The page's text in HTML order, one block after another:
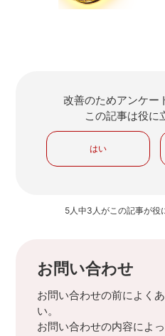
改善のためアンケー
この記事は役に
はい
5人中3人がこの記事が役
お問い合わせ
お問い合わせの前によく
い。
お問い合わせの内容によ